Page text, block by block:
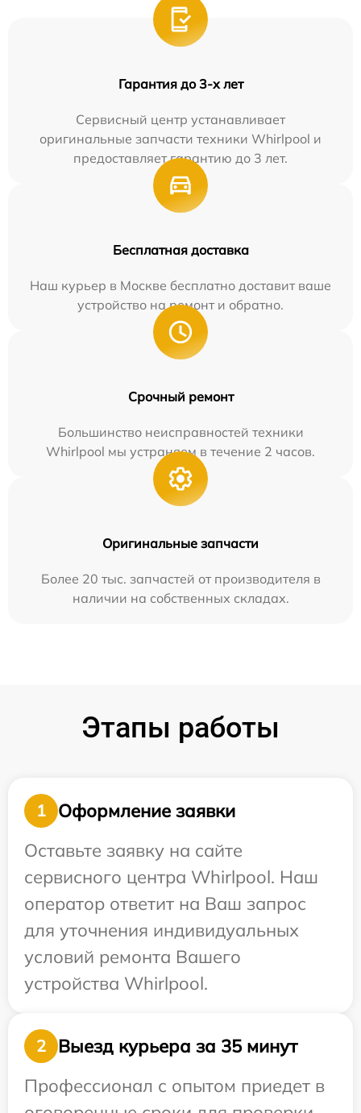
Гарантия до 3-х лет
Сервисный центр устанавливает
оригинальные запчасти техники Whirlpool и
предоставляет гарантию до 3 лет.
Бесплатная доставка
Наш курьер в Москве бесплатно доставит ваше
устройство на ремонт и обратно.
Срочный ремонт
Большинство неисправностей техники
Whirlpool мы устраняем в течение 2 часов.
Оригинальные запчасти
Более 20 тыс. запчастей от производителя в
наличии на собственных складах.
Этапы работы
1
Оформление заявки
Оставьте заявку на сайте
сервисного центра Whirlpool. Наш
оператор ответит на Ваш запрос
для уточнения индивидуальных
условий ремонта Вашего
устройства Whirlpool.
2
Выезд курьера за 35 минут
Профессионал с опытом приедет в